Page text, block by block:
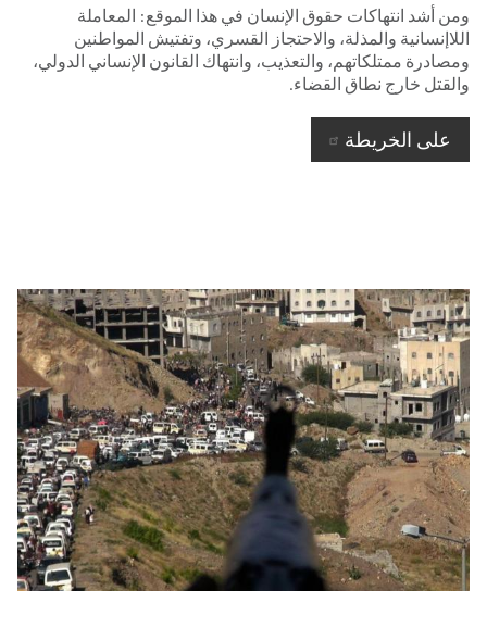
ومن أشد انتهاكات حقوق الإنسان في هذا الموقع: المعاملة
اللاإنسانية والمذلة، والاحتجاز القسري، وتفتيش المواطنين
ومصادرة ممتلكاتهم، والتعذيب، وانتهاك القانون الإنساني الدولي،
والقتل خارج نطاق القضاء.
على الخريطة